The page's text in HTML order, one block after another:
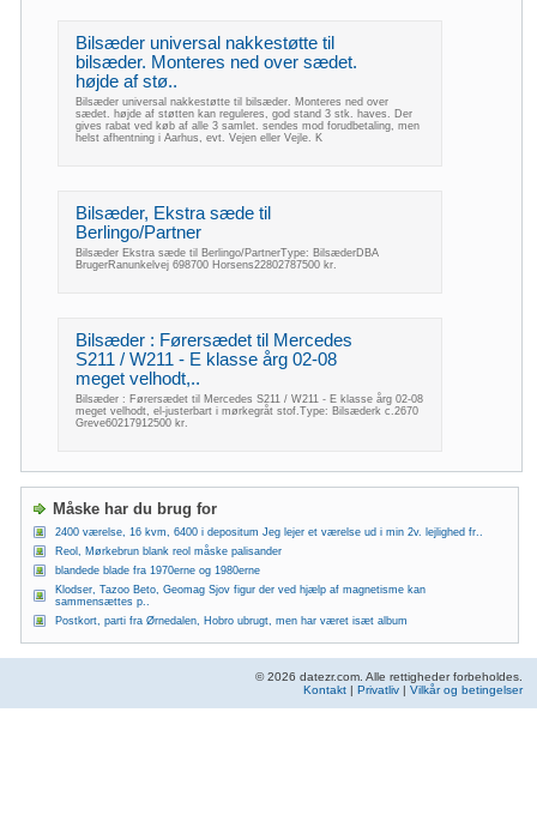
Bilsæder universal nakkestøtte til
bilsæder. Monteres ned over sædet.
højde af stø..
Bilsæder universal nakkestøtte til bilsæder. Monteres ned over
sædet. højde af støtten kan reguleres, god stand 3 stk. haves. Der
gives rabat ved køb af alle 3 samlet. sendes mod forudbetaling, men
helst afhentning i Aarhus, evt. Vejen eller Vejle. K
Bilsæder, Ekstra sæde til
Berlingo/Partner
Bilsæder Ekstra sæde til Berlingo/PartnerType: BilsæderDBA
BrugerRanunkelvej 698700 Horsens22802787500 kr.
Bilsæder : Førersædet til Mercedes
S211 / W211 - E klasse årg 02-08
meget velhodt,..
Bilsæder : Førersædet til Mercedes S211 / W211 - E klasse årg 02-08
meget velhodt, el-justerbart i mørkegråt stof.Type: Bilsæderk c.2670
Greve60217912500 kr.
Måske har du brug for
2400 værelse, 16 kvm, 6400 i depositum Jeg lejer et værelse ud i min 2v. lejlighed fr..
Reol, Mørkebrun blank reol måske palisander
blandede blade fra 1970erne og 1980erne
Klodser, Tazoo Beto, Geomag Sjov figur der ved hjælp af magnetisme kan
sammensættes p..
Postkort, parti fra Ørnedalen, Hobro ubrugt, men har været isæt album
© 2026 datezr.com. Alle rettigheder forbeholdes.
Kontakt | Privatliv | Vilkår og betingelser